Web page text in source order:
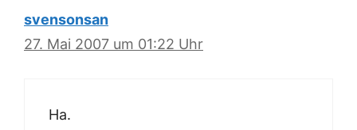
svensonsan
27. Mai 2007 um 01:22 Uhr
Ha.